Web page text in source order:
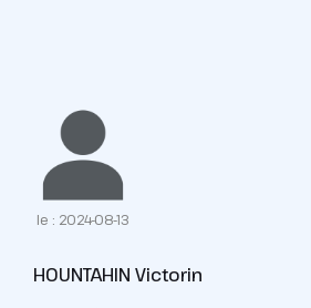
le : 2024-08-13
HOUNTAHIN Victorin